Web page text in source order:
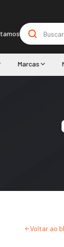
Marcas
Voltar ao